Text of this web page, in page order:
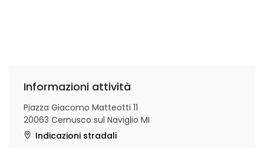
Informazioni attività
Piazza Giacomo Matteotti 11
20063 Cernusco sul Naviglio MI
Indicazioni stradali